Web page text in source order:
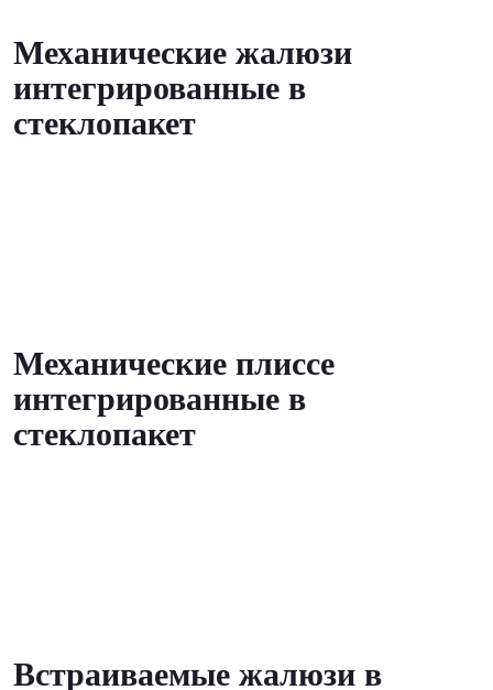
Механические жалюзи
интегрированные в
стеклопакет
Механические плиссе
интегрированные в
стеклопакет
Встраиваемые жалюзи в